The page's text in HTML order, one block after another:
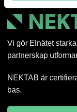
Vi gör Elnätet
partnerskap
NEKTAB är
bas.